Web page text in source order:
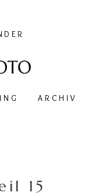
ARCHIV
15